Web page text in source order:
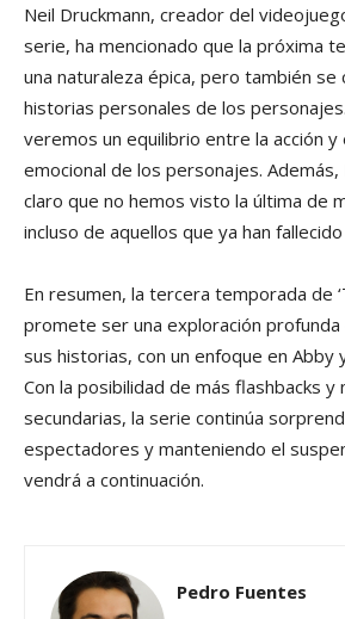
Neil Druckmann, creador del
serie, ha mencionado que la próxima
una naturaleza épica, pero también se
historias personales de los
veremos un equilibrio entre la acción y
emocional de los personajes. Además,
claro que no hemos visto la última de
incluso de aquellos que ya han
En resumen, la tercera temporada de
promete ser una exploración
sus historias, con un enfoque en Abby
Con la posibilidad de más flashbacks y
secundarias, la serie continúa
espectadores y manteniendo el
vendrá a continuación.
Pedro Fuentes